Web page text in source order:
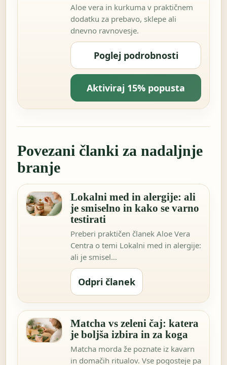
Aloe vera in kurkuma v praktičnem
dodatku za prebavo, sklepe ali
dnevno ravnovesje.
Poglej podrobnosti
Aktiviraj 15% popusta
Povezani članki za nadaljnje
branje
Lokalni med in alergije: ali
je smiselno in kako se varno
testirati
Preberi praktičen članek Aloe Vera
Centra o temi Lokalni med in alergije:
ali je smisel…
Odpri članek
Matcha vs zeleni čaj: katera
je boljša izbira in za koga
Matcha morda že poznate iz kavarn
in domačih ritualov. Vse pogosteje pa